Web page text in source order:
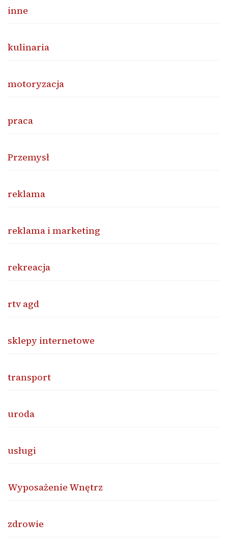
inne
kulinaria
motoryzacja
praca
Przemysł
reklama
reklama i marketing
rekreacja
rtv agd
sklepy internetowe
transport
uroda
usługi
Wyposażenie Wnętrz
zdrowie